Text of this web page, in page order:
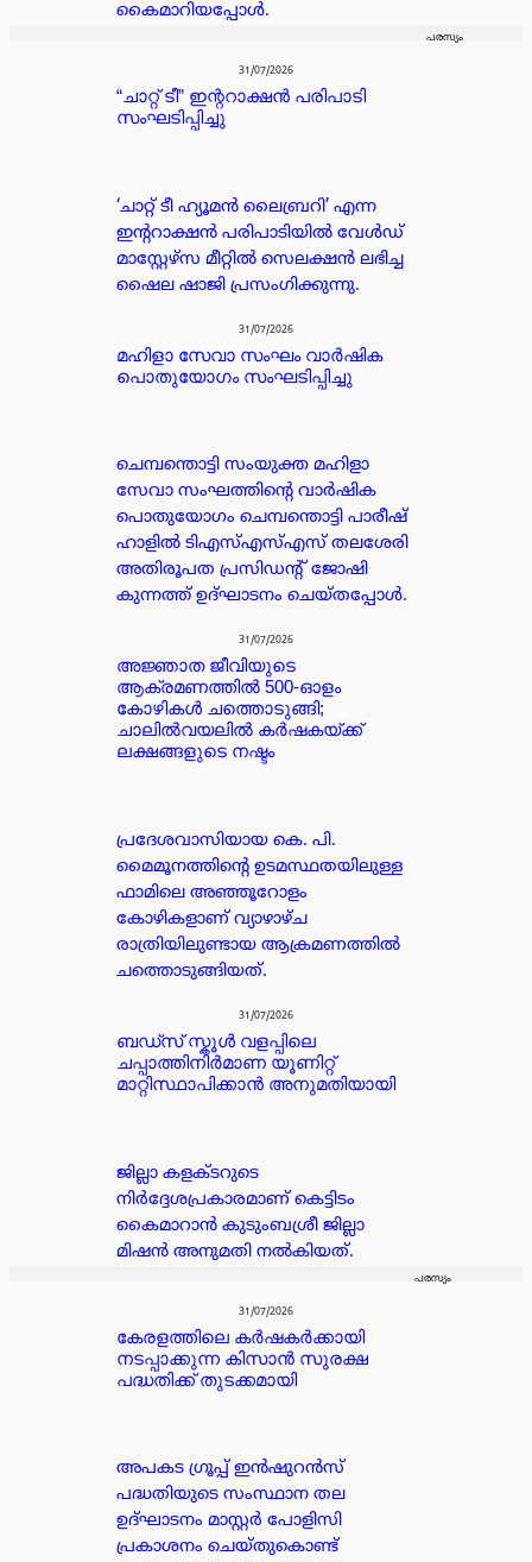
കൈമാറിയപ്പോൾ.
പരസ്യം
31/07/2026
“ചാറ്റ് ടീ” ഇന്ററാക്ഷൻ പരിപാടി
സംഘടിപ്പിച്ചു
‘ചാറ്റ് ടീ ഹ്യൂമൻ ലൈബ്രറി’ എന്ന
ഇന്ററാക്ഷൻ പരിപാടിയിൽ വേൾഡ്
മാസ്റ്റേഴ്സ മീറ്റിൽ സെലക്ഷൻ ലഭിച്ച
ഷൈല ഷാജി പ്രസംഗിക്കുന്നു.
31/07/2026
മഹിളാ സേവാ സംഘം വാർഷിക
പൊതുയോഗം സംഘടിപ്പിച്ചു
ചെമ്പന്തൊട്ടി സംയുക്ത മഹിളാ
സേവാ സംഘത്തിന്റെ വാർഷിക
പൊതുയോഗം ചെമ്പന്തൊട്ടി പാരീഷ്
ഹാളിൽ ടിഎസ്എസ്എസ് തലശേരി
അതിരൂപത പ്രസിഡൻ്റ് ജോഷി
കുന്നത്ത് ഉദ്ഘാടനം ചെയ്തപ്പോൾ.
31/07/2026
അജ്ഞാത ജീവിയുടെ
ആക്രമണത്തിൽ 500-ഓളം
കോഴികൾ ചത്തൊടുങ്ങി;
ചാലിൽവയലിൽ കർഷകയ്ക്ക്
ലക്ഷങ്ങളുടെ നഷ്ടം
പ്രദേശവാസിയായ കെ. പി.
മൈമൂനത്തിന്റെ ഉടമസ്ഥതയിലുള്ള
ഫാമിലെ അഞ്ഞൂറോളം
കോഴികളാണ് വ്യാഴാഴ്ച
രാത്രിയിലുണ്ടായ ആക്രമണത്തിൽ
ചത്തൊടുങ്ങിയത്.
31/07/2026
ബഡ്‌സ് സ്കൂൾ വളപ്പിലെ
ചപ്പാത്തിനിർമാണ യൂണിറ്റ്
മാറ്റിസ്ഥാപിക്കാൻ അനുമതിയായി
ജില്ലാ കളക്ടറുടെ
നിർദ്ദേശപ്രകാരമാണ് കെട്ടിടം
കൈമാറാൻ കുടുംബശ്രീ ജില്ലാ
മിഷൻ അനുമതി നൽകിയത്.
പരസ്യം
31/07/2026
കേരളത്തിലെ കർഷകർക്കായി
നടപ്പാക്കുന്ന കിസാൻ സുരക്ഷ
പദ്ധതിക്ക് തുടക്കമായി
അപകട ഗ്രൂപ്പ്‌ ഇൻഷുറൻസ്
പദ്ധതിയുടെ സംസ്ഥാന തല
ഉദ്ഘാടനം മാസ്റ്റർ പോളിസി
പ്രകാശനം ചെയ്തുകൊണ്ട്